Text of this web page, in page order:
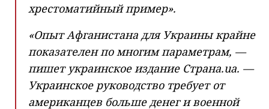
хрестоматийный пример».
«Опыт Афганистана для Украины крайне
показателен по многим параметрам, —
пишет украинское издание Cтранa.ua. —
Украинское руководство требует от
американцев больше денег и военной